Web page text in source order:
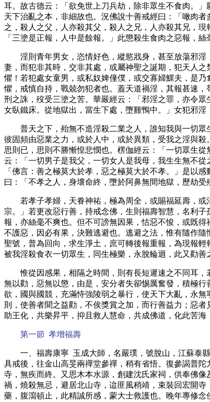
耳。故古德云：「欲免世上刀兵劫，除非眾生不食肉。
天下治亂之本，非細故也。況佛說十善戒經曰：「噉肉
之，殺人之父，人亦殺其父，殺人之兄，人亦殺其兄，
「三塗是正報，人中是餘報。」此懲殺生食肉之惡報，絲
淫則青年男女，恣情好色，縱慾戕身，甚至放蕩邪
妻，而犯非其時，交非其處，或屬神聖之誕期，犯天人
懼！若犯處女童男，或私奴婢僮僕，或交寡婦鰥夫，是
懼，戒慎自持，戰兢勿犯者也。蓋天道禍淫，其報甚速
刑之誅，歿受三塗之苦。華嚴經云：「邪淫之罪，亦令
女臥鐵床。從地獄出，當生下處，墮雞鴨中。」女犯邪
普天之下，殆無不造淫殺二業之人，誰知我與一切
彼固頻由惡業之力，或於人中，或於異類，受我之淫與
思則已，思則不勝慚惶悲憫也。楞伽經云：「一切眾生
云：「一切男子是我父，一切女人是我母，我生生無不
「佛言：善之極莫大於孝，惡之極莫大於不孝。」是以
曰：「不孝之人，身壞命終，墮於阿鼻無間地獄，歷劫
若孝子孝婦，天眷神祐，極為周全，或賜福延壽，
宗。」若更改惡行善，持戒念佛，生則福壽智慧，名利
報，亦絲毫不爽也。但不可謗無因果，怙惡不悛，或既
不護惡，因必有果，決難逃避也。逃避之法，惟有隨作
聖號，普為回向，求生淨土，庶可轉後報重報，為現報
被我淫殺食衣一切眾生，同生極樂，永脫輪迴，此又勸善
惟從因感果，相隔之時間，則有長短遲速之不同耳
無以勸，惡無以懲，由是，安分者失卻惕厲奮發，積極
欲，國與國競，充滿恃強陵弱之暴行，使天下大亂，永
則，使善者聞之益勸，不俟獎賞之加，而行善益力；惡
助王化，共樂昇平，抑且救人慧命，共成佛道，化此苦
第一節 孝增福壽
一、福壽康寧 玉成大師，名嚴璞，號脫山，江蘇泰
具戒後，往金山高旻兩禪堂參禪，稍有省悟。復參謁普
寺，無疾而終。又思木本水源，創建沈氏家祠，供奉佛
禍，燒殺無忌，避居北山寺，迨匪風稍靖，束裝回宏開
藥，腹瀉頓止，此精誠所感，蒙大士救護也。晚年專修